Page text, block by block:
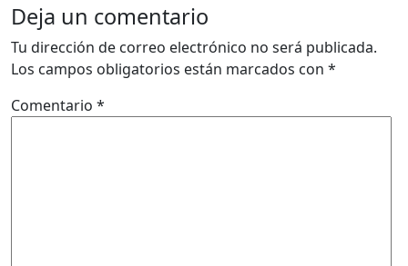
Deja un comentario
Tu dirección de correo electrónico no será publicada.
Los campos obligatorios están marcados con *
Comentario *